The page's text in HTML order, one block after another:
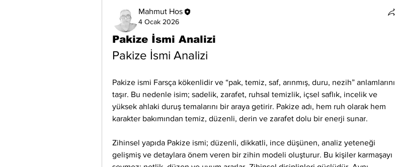
Mahmut Hos
4 Ocak 2026
Pakize İsmi Analizi
Pakize İsmi Analizi
Pakize ismi Farsça kökenlidir ve “pak, temiz, saf, arınmış, duru, nezih” anlamlarını
taşır. Bu nedenle isim; sadelik, zarafet, ruhsal temizlik, içsel saflık, incelik ve
yüksek ahlaki duruş temalarını bir araya getirir. Pakize adı, hem ruh olarak hem
karakter bakımından temiz, düzenli, derin ve zarafet dolu bir enerji sunar.
Zihinsel yapıda Pakize ismi; düzenli, dikkatli, ince düşünen, analiz yeteneği
gelişmiş ve detaylara önem veren bir zihin modeli oluşturur. Bu kişiler karmaşayı